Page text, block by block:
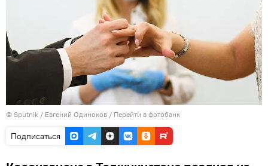
© Sputnik / Евгений Одиноков / Перейти в фотобанк
Подписаться